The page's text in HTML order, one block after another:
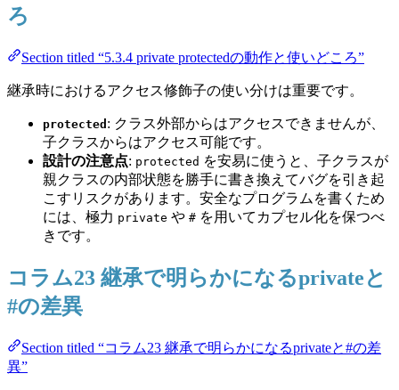
ろ
Section titled “5.3.4 private protectedの動作と使いどころ”
継承時におけるアクセス修飾子の使い分けは重要です。
protected : クラス外部からはアクセスできませんが、
子クラスからはアクセス可能です。
設計の注意点: protected を安易に使うと、子クラスが
親クラスの内部状態を勝手に書き換えてバグを引き起
こすリスクがあります。安全なプログラムを書くため
には、極力 private や # を用いてカプセル化を保つべ
きです。
コラム23 継承で明らかになるprivateと
#の差異
Section titled “コラム23 継承で明らかになるprivateと#の差
異”